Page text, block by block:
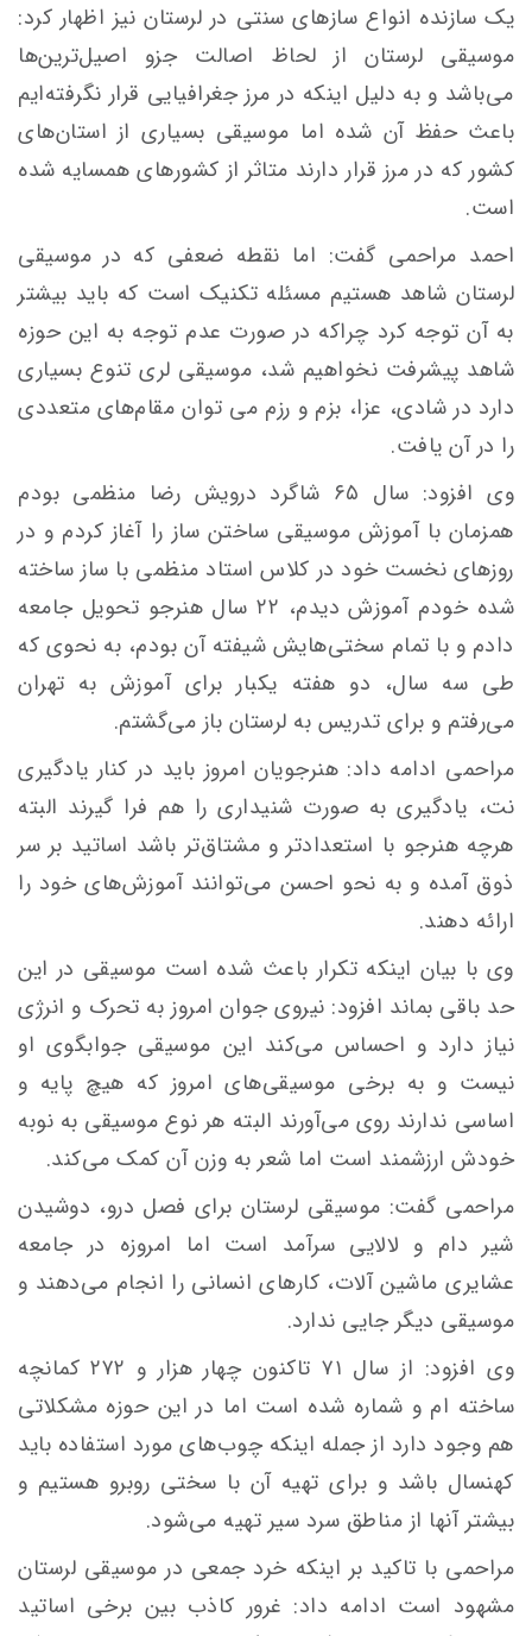
یک سازنده انواع سازهای سنتی در لرستان نیز اظهار کرد:
موسیقی لرستان از لحاظ اصالت جزو اصیل‌ترین‌ها
می‌باشد و به دلیل اینکه در مرز جغرافیایی قرار نگرفته‌ایم
باعث حفظ آن شده اما موسیقی بسیاری از استان‌های
کشور که در مرز قرار دارند متاثر از کشورهای همسایه شده
است.
احمد مراحمی گفت: اما نقطه ضعفی که در موسیقی
لرستان شاهد هستیم مسئله تکنیک است که باید بیشتر
به آن توجه کرد چراکه در صورت عدم توجه به این حوزه
شاهد پیشرفت نخواهیم شد، موسیقی لری تنوع بسیاری
دارد در شادی، عزا، بزم و رزم می توان مقام‌های متعددی
را در آن یافت.
وی افزود: سال ۶۵ شاگرد درویش رضا منظمی بودم
همزمان با آموزش موسیقی ساختن ساز را آغاز کردم و در
روزهای نخست خود در کلاس استاد منظمی با ساز ساخته
شده خودم آموزش دیدم، ۲۲ سال هنرجو تحویل جامعه
دادم و با تمام سختی‌هایش شیفته آن بودم، به نحوی که
طی سه سال، دو هفته یکبار برای آموزش به تهران
می‌رفتم و برای تدریس به لرستان باز می‌گشتم.
مراحمی ادامه داد: هنرجویان امروز باید در کنار یادگیری
نت، یادگیری به صورت شنیداری را هم فرا گیرند البته
هرچه هنرجو با استعدادتر و مشتاق‌تر باشد اساتید بر سر
ذوق آمده و به نحو احسن می‌توانند آموزش‌های خود را
ارائه دهند.
وی با بیان اینکه تکرار باعث شده است موسیقی در این
حد باقی بماند افزود: نیروی جوان امروز به تحرک و انرژی
نیاز دارد و احساس می‌کند این موسیقی جوابگوی او
نیست و به برخی موسیقی‌های امروز که هیچ پایه و
اساسی ندارند روی می‌آورند البته هر نوع موسیقی به نوبه
خودش ارزشمند است اما شعر به وزن آن کمک می‌کند.
مراحمی گفت: موسیقی لرستان برای فصل درو، دوشیدن
شیر دام و لالایی سرآمد است اما امروزه در جامعه
عشایری ماشین آلات، کارهای انسانی را انجام می‌دهند و
موسیقی دیگر جایی ندارد.
وی افزود: از سال ۷۱ تاکنون چهار هزار و ۲۷۲ کمانچه
ساخته ام و شماره شده است اما در این حوزه مشکلاتی
هم وجود دارد از جمله اینکه چوب‌های مورد استفاده باید
کهنسال باشد و برای تهیه آن با سختی روبرو هستیم و
بیشتر آنها از مناطق سرد سیر تهیه می‌شود.
مراحمی با تاکید بر اینکه خرد جمعی در موسیقی لرستان
مشهود است ادامه داد: غرور کاذب بین برخی اساتید